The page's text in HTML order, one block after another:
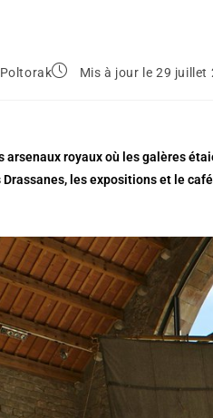
Mis à jour le 29 juillet
arsenaux royaux où les galères
les expositions et le